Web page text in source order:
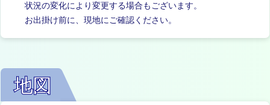
状況の変化により変更する場合もございます。
お出掛け前に、現地にご確認ください。
地図